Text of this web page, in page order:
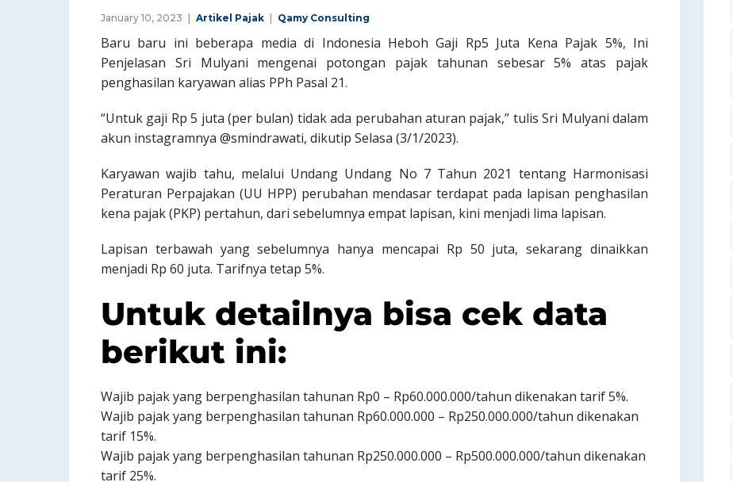
January 10, 2023 Artikel Pajak Qamy Consulting
Baru baru ini beberapa media di Indonesia Heboh Gaji Rp5 Juta Kena Pajak 5%, Ini
Penjelasan Sri Mulyani mengenai potongan pajak tahunan sebesar 5% atas pajak
penghasilan karyawan alias PPh Pasal 21.
“Untuk gaji Rp 5 juta (per bulan) tidak ada perubahan aturan pajak,” tulis Sri Mulyani dalam
akun instagramnya @smindrawati, dikutip Selasa (3/1/2023).
Karyawan wajib tahu, melalui Undang Undang No 7 Tahun 2021 tentang Harmonisasi
Peraturan Perpajakan (UU HPP) perubahan mendasar terdapat pada lapisan penghasilan
kena pajak (PKP) pertahun, dari sebelumnya empat lapisan, kini menjadi lima lapisan.
Lapisan terbawah yang sebelumnya hanya mencapai Rp 50 juta, sekarang dinaikkan
menjadi Rp 60 juta. Tarifnya tetap 5%.
Untuk detailnya bisa cek data
berikut ini:
Wajib pajak yang berpenghasilan tahunan Rp0 – Rp60.000.000/tahun dikenakan tarif 5%.
Wajib pajak yang berpenghasilan tahunan Rp60.000.000 – Rp250.000.000/tahun dikenakan
tarif 15%.
Wajib pajak yang berpenghasilan tahunan Rp250.000.000 – Rp500.000.000/tahun dikenakan
tarif 25%.